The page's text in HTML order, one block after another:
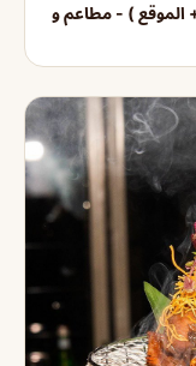
الموقع ) - مطاعم و